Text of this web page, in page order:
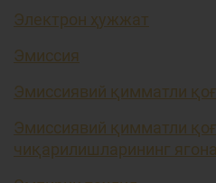
Электрон ҳужжат
Эмиссия
Эмиссиявий қимматли
Эмиссиявий қимматли
чиқарилишларининг